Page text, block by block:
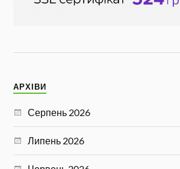
АРХІВИ
Серпень 2026
Липень 2026